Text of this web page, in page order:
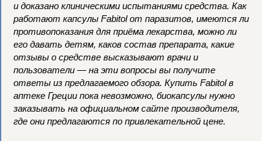
и доказано клиническими испытаниями средства. Как
работают капсулы Fabitol от паразитов, имеются ли
противопоказания для приёма лекарства, можно ли
его давать детям, каков состав препарата, какие
отзывы о средстве высказывают врачи и
пользователи — на эти вопросы вы получите
ответы из предлагаемого обзора. Купить Fabitol в
аптеке Греции пока невозможно, биокапсулы нужно
заказывать на официальном сайте производителя,
где они предлагаются по привлекательной цене.